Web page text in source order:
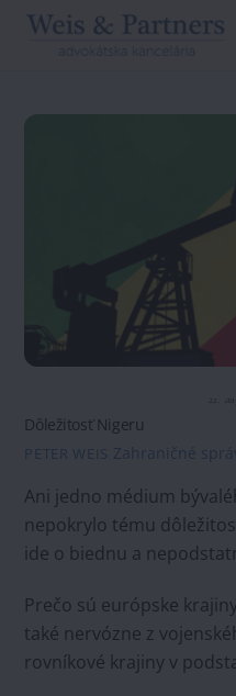
Dôležitosť Nigeru
PETER WEIS Zahraničné
Ani jedno médium
nepokrylo tému
ide o biednu a
Prečo sú európske
také nervózne z
rovníkové krajiny v